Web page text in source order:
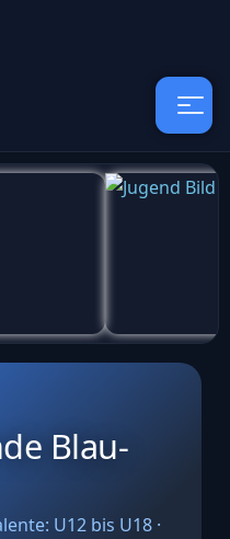
Blau-
U12 bis U18 ·